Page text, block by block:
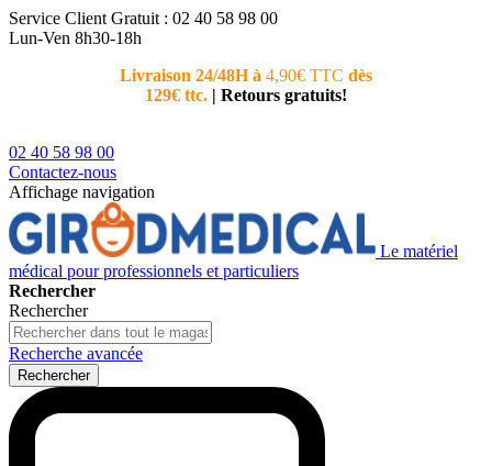
Service Client Gratuit : 02 40 58 98 00
Lun-Ven 8h30-18h
Livraison 24/48H à 4,90€ TTC dès
129€ ttc. | Retours gratuits!
02 40 58 98 00
Contactez-nous
Affichage navigation
Le matériel
médical pour professionnels et particuliers
Rechercher
Rechercher
Recherche avancée
Rechercher